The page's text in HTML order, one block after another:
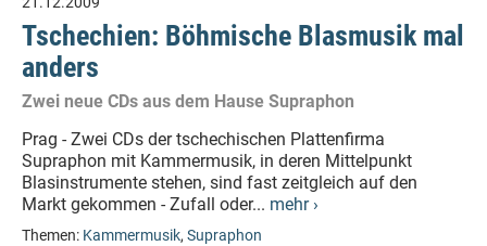
Tschechien: Böhmische Blasmusik mal
anders
Zwei neue CDs aus dem Hause Supraphon
Prag - Zwei CDs der tschechischen Plattenfirma
Supraphon mit Kammermusik, in deren Mittelpunkt
Blasinstrumente stehen, sind fast zeitgleich auf den
Markt gekommen - Zufall oder... mehr ›
Themen: Kammermusik, Supraphon